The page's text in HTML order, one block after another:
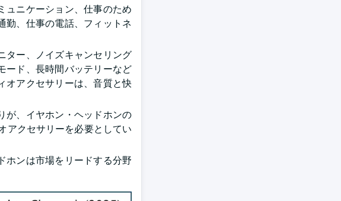
ュニケーション、仕事のため
勤、仕事の電話、フィットネ
ター、ノイズキャンセリング
ード、長時間バッテリーなど
オアクセサリーは、音質と快
が、イヤホン・ヘッドホンの
アクセサリーを必要としてい
ホンは市場をリードする分野